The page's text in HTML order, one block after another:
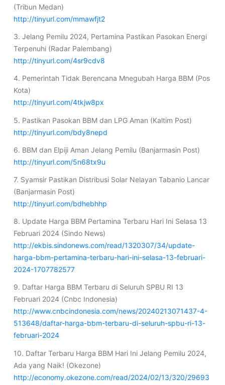
(Tribun Medan)
http://tinyurl.com/mmawfjt2
3. Jelang Pemilu 2024, Pertamina Pastikan Pasokan Energi
Terpenuhi (Radar Palembang)
http://tinyurl.com/4sr9cdv8
4. Pemerintah Tidak Berencana Mnegubah Harga BBM (Pos
Kota)
http://tinyurl.com/4tkjw8px
5. Pastikan Pasokan BBM dan LPG Aman (Kaltim Post)
http://tinyurl.com/bdy8nepd
6. BBM dan Elpiji Aman Jelang Pemilu (Banjarmasin Post)
http://tinyurl.com/5n68tx9u
7. Syamsir Pastikan Distribusi Solar Nelayan Tabanio Lancar
(Banjarmasin Post)
http://tinyurl.com/bdhebhhp
8. Update Harga BBM Pertamina Terbaru Hari Ini Selasa 13
Februari 2024 (Sindo News)
http://ekbis.sindonews.com/read/1320307/34/update-
harga-bbm-pertamina-terbaru-hari-ini-selasa-13-februari-
2024-1707782577
9. Daftar Harga BBM Terbaru di Seluruh SPBU RI 13
Februari 2024 (Cnbc Indonesia)
http://www.cnbcindonesia.com/news/20240213071437-4-
513648/daftar-harga-bbm-terbaru-di-seluruh-spbu-ri-13-
februari-2024
10. Daftar Terbaru Harga BBM Hari Ini Jelang Pemilu 2024,
Ada yang Naik! (Okezone)
http://economy.okezone.com/read/2024/02/13/320/29693